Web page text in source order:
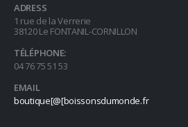
ADRESS
1 rue de la Verrerie
38120 Le FONTANIL-CORNILLON
TÉLÉPHONE:
04 76 75 51 53
EMAIL
boutique[@[boissonsdumonde.fr